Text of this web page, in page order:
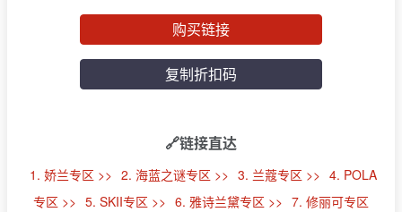
购买链接
复制折扣码
🔗链接直达
1. 娇兰专区 >> 2. 海蓝之谜专区 >> 3. 兰蔻专区 >> 4. POLA
专区 >> 5. SKII专区 >> 6. 雅诗兰黛专区 >> 7. 修丽可专区